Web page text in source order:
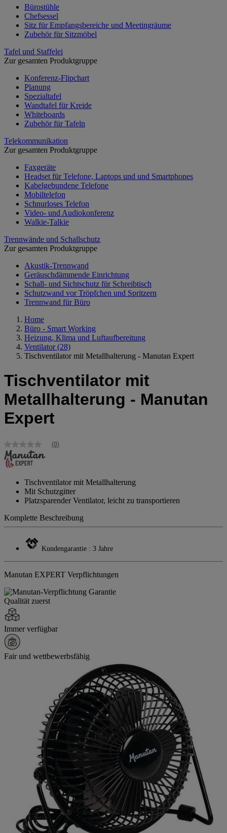
Bürostühle
Chefsessel
Sitz für Empfangsbereiche und Meetingräume
Zubehör für Sitzmöbel
Tafel und Staffelei
Zur gesamten Produktgruppe
Konferenz-Flipchart
Planung
Spezialtafel
Wandtafel für Kreide
Whiteboards
Zubehör für Tafeln
Telekommunikation
Zur gesamten Produktgruppe
Faxgeräte
Headset für Telefone, Laptops und und Smartphones
Kabelgebundene Telefone
Mobiltelefon
Schnurloses Telefon
Video- und Audiokonferenz
Walkie-Talkie
Trennwände und Schallschutz
Zur gesamten Produktgruppe
Akustik-Trennwand
Geräuschdämmende Einrichtung
Schall- und Sichtschutz für Schreibtisch
Schutzwand vor Tröpfchen und Spritzern
Trennwand für Büro
Home
Büro - Smart Working
Heizung, Klima und Luftaufbereitung
Ventilator (28)
Tischventilator mit Metallhalterung - Manutan Expert
Tischventilator mit
Metallhalterung - Manutan
Expert
Kein
Bewertungswert
Link
gleichen
(0)
Tischventilator mit Metallhalterung
Mit Schutzgitter
Platzsparender Ventilator, leicht zu transportieren
Komplette Beschreibung
Kundengarantie : 3 Jahre
Manutan EXPERT Verpflichtungen
Qualität zuerst
Immer verfügbar
Fair und wettbewerbsfähig